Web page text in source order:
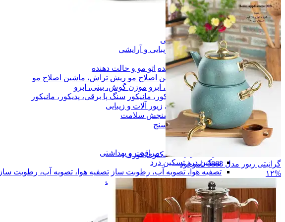
لوازم خانگی لوازم خانگی
زیبایی و آرایشی زیبایی و آرایشی
سشوار سشوار
اتو مو و حالت دهنده اتو مو و حالت دهنده
ریش تراش، ماشین اصلاح مو ریش تراش، ماشین اصلاح مو
موزن گوش، بینی، ابرو موزن گوش، بینی، ابرو
سنگ پا برقی، پدیکور، مانیکور سنگ پا برقی، پدیکور، مانیکور
زیور آلات و زیبایی زیور آلات و زیبایی
سنجش سلامت
سنجش سلامت
فشار سنج
فشار سنج
تب سنج تب سنج
ترازو
مراقبت و بهداشتی مراقبت و بهداشتی
تسکین درد تسکین درد
تصفیه هوا، تصویه آب، رطوبت ساز تصفیه هوا، تصویه آب، رطوبت ساز
همه دسته بندی های زیبایی و سلامت
کتری قوری
گرانیتی ریور مدل 5868
ناموجود
۱۲%